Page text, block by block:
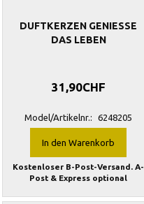
DUFTKERZEN GENIESSE
DAS LEBEN
31,90CHF
Model/Artikelnr.: 6248205
In den Warenkorb
Kostenloser B-Post-Versand. A-
Post & Express optional